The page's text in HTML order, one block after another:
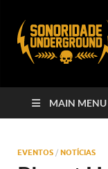
MAIN MENU
EVENTOS / NOTÍCIAS